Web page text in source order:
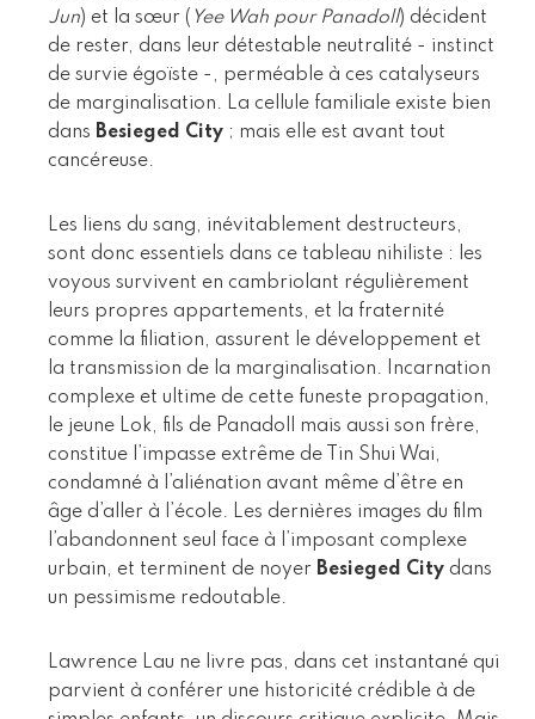
Jun) et la sœur ( Yee Wah pour Panadoll) décident
de rester, dans leur détestable neutralité - instinct
de survie égoïste -, perméable à ces catalyseurs
de marginalisation. La cellule familiale existe bien
dans Besieged City ; mais elle est avant tout
cancéreuse.
Les liens du sang, inévitablement destructeurs,
sont donc essentiels dans ce tableau nihiliste : les
voyous survivent en cambriolant régulièrement
leurs propres appartements, et la fraternité
comme la filiation, assurent le développement et
la transmission de la marginalisation. Incarnation
complexe et ultime de cette funeste propagation,
le jeune Lok, fils de Panadoll mais aussi son frère,
constitue l’impasse extrême de Tin Shui Wai,
condamné à l’aliénation avant même d’être en
âge d’aller à l’école. Les dernières images du film
l’abandonnent seul face à l’imposant complexe
urbain, et terminent de noyer Besieged City dans
un pessimisme redoutable.
Lawrence Lau ne livre pas, dans cet instantané qui
parvient à conférer une historicité crédible à de